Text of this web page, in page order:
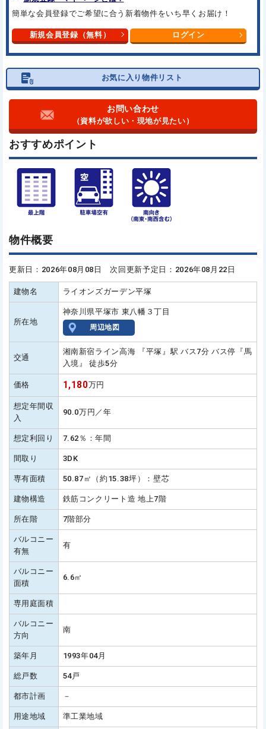
簡単な会員登録でご希望に合う新着物件をいち早くお届け！
新規会員登録（無料） ログイン
お気に入り物件リスト
お問い合わせ
（資料が欲しい・現地が見たい）
おすすめポイント
物件概要
更新日：2026年08月08日 次回更新予定日：2026年08月22日
建物名 ライオンズガーデン平塚
所在地
神奈川県平塚市 東八幡３丁目
周辺地図
交通
湘南新宿ライン高海 『平塚』駅 バス7分 バス停『馬
入境』 徒歩5分
価格 1,180万円
想定年間収
入
90.0万円／年
想定利回り 7.62％：年間
間取り 3DK
専有面積 50.87㎡（約15.38坪）：壁芯
建物構造 鉄筋コンクリート造 地上7階
所在階 7階部分
バルコニー
有無
有
バルコニー
面積
6.6㎡
専用庭面積
バルコニー
方向
南
築年月 1993年04月
総戸数 54戸
都市計画 －
用途地域 準工業地域